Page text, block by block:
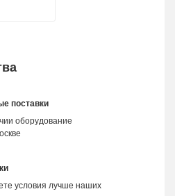
поставки
оборудование
условия лучше наших